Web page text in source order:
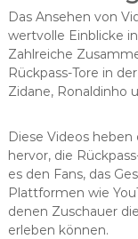
Das Ansehen von
wertvolle Einblicke
Zahlreiche
Rückpass-Tore in
Zidane, Ronaldinho
Diese Videos
hervor, die
es den Fans, das
Plattformen wie
denen Zuschauer
erleben können.